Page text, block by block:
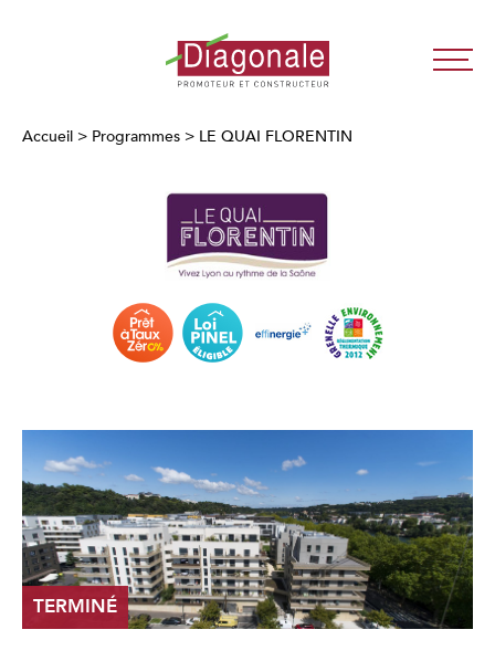
Diagonale
Promoteur
Lyon
Paris
Accueil > Programmes > LE QUAI FLORENTIN
TERMINÉ